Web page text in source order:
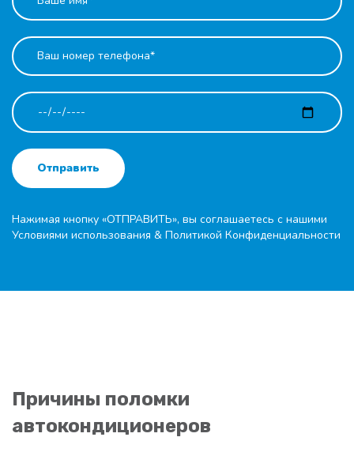
Отправить
Нажимая кнопку «ОТПРАВИТЬ», вы соглашаетесь с нашими
Условиями использования & Политикой Конфиденциальности
Причины поломки
автокондиционеров